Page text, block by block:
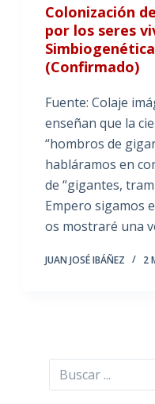
Colonización
por los seres
(Confirmado)
Fuente: Colaje
enseñan que la
“hombros de
habláramos en
de “gigantes,
Empero sigamos
os mostraré una
JUAN JOSÉ IBÁÑEZ 2
Buscar